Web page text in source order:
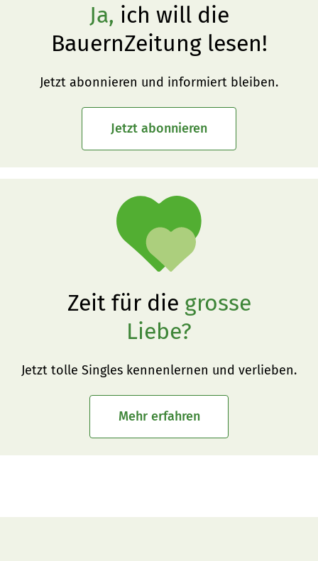
Ja, ich will die
BauernZeitung lesen!
Jetzt abonnieren und informiert bleiben.
Jetzt abonnieren
Zeit für die grosse
Liebe?
Jetzt tolle Singles kennenlernen und verlieben.
Mehr erfahren